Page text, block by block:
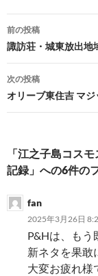
投
稿
ナ
ビ
ー
シ
ョ
ン
前の投稿
諏訪荘・城東放出
次の投稿
オリーブ東住吉 マ
「江之子島コス
記録」への6件の
fan
2025年3月26日
P&Hは、もう
新ネタを果敢
大変お疲れ様